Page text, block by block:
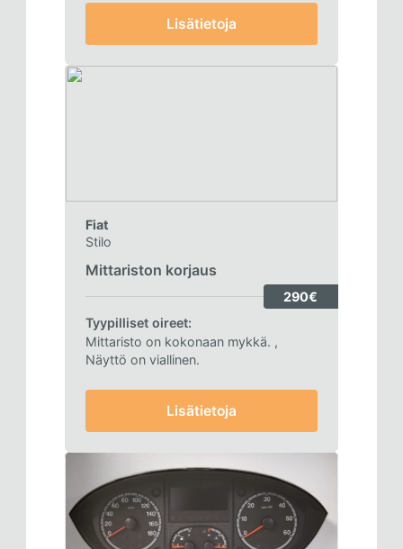
liiku
Lisätietoja
Fiat
Stilo
Mittariston korjaus
290€
Tyypilliset oireet:
Mittaristo on kokonaan mykkä. ,
Näyttö on viallinen.
Lisätietoja